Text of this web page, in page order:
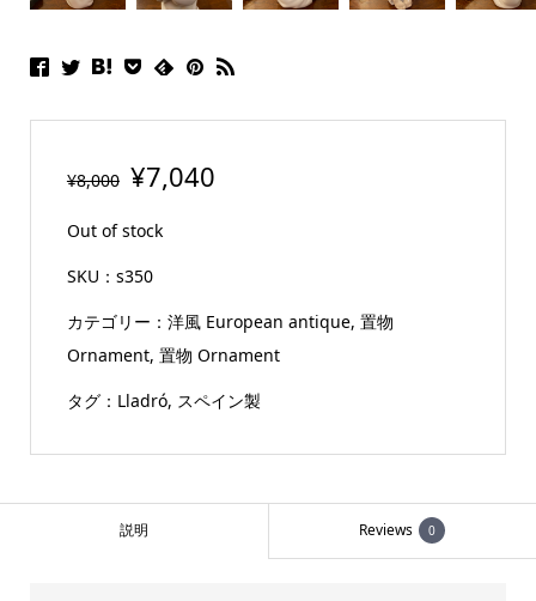
¥8,000 ¥7,040
Out of stock
SKU： s350
カテゴリー： 洋風 European antique, 置物
Ornament, 置物 Ornament
タグ： Lladró, スペイン製
説明 Reviews 0